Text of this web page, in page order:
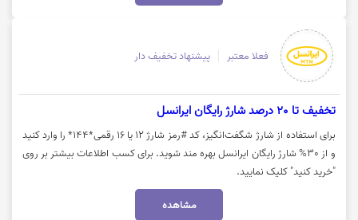
فعلا معتبر پیشنهاد تخفیف دار
تخفیف تا 20 درصد شارژ رایگان ایرانسل
برای استفاده از شارژ شگفت‌انگیز، کد #رمز شارژ ۱۲ یا ۱۶ رقمی*۱۴۴* را وارد کنید
و از 30% شارژ رایگان ایرانسل بهره مند شوید. برای کسب اطلاعات بیشتر بر روی
"خرید کنید" کلیک نمایید.
مشاهده